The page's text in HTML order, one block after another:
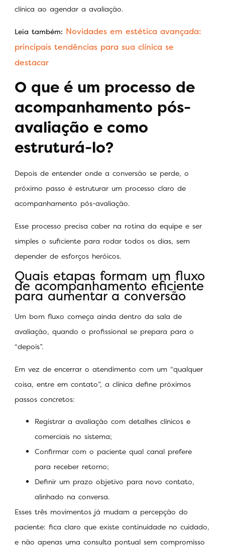
clínica ao agendar a avaliação.
Leia também: Novidades em estética avançada:
principais tendências para sua clínica se
destacar
O que é um processo de
acompanhamento pós-
avaliação e como
estruturá-lo?
Depois de entender onde a conversão se perde, o
próximo passo é estruturar um processo claro de
acompanhamento pós-avaliação.
Esse processo precisa caber na rotina da equipe e ser
simples o suficiente para rodar todos os dias, sem
depender de esforços heróicos.
Quais etapas formam um fluxo
de acompanhamento eficiente
para aumentar a conversão
Um bom fluxo começa ainda dentro da sala de
avaliação, quando o profissional se prepara para o
“depois”.
Em vez de encerrar o atendimento com um “qualquer
coisa, entre em contato”, a clínica define próximos
passos concretos:
Registrar a avaliação com detalhes clínicos e
comerciais no sistema;
Confirmar com o paciente qual canal prefere
para receber retorno;
Definir um prazo objetivo para novo contato,
alinhado na conversa.
Esses três movimentos já mudam a percepção do
paciente: fica claro que existe continuidade no cuidado,
e não apenas uma consulta pontual sem compromisso